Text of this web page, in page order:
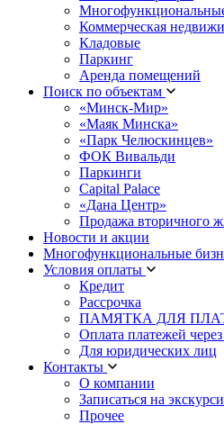
Коммерческая
Кладовые
Паркинг
Аренда помещений
Поиск по объектам
«Минск-Мир»
«Маяк Минска»
«Парк Челюскинцев»
ФОК Вивальди
Паркинги
Capital Palace
«Дана Центр»
Продажа вторичного
Новости и акции
Многофункциональные
Условия оплаты
Кредит
Рассрочка
ПАМЯТКА ДЛЯ
Оплата платежей
Для юридических лиц
Контакты
О компании
Записаться на
Прочее